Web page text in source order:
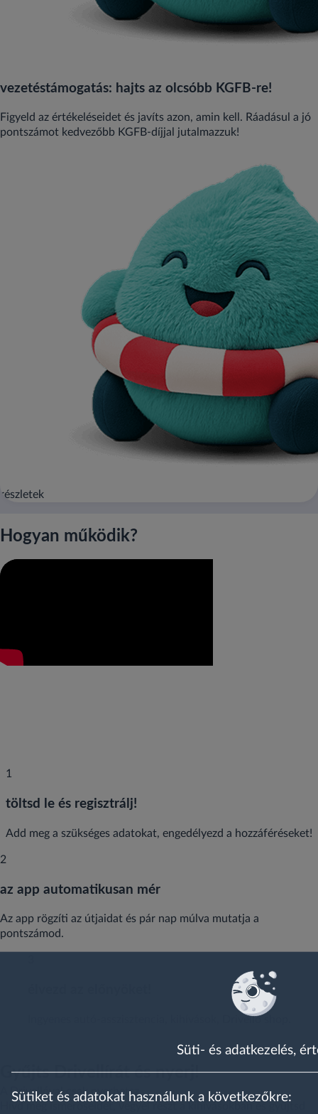
Süti- és adatkezelés,
Sütiket és adatokat használunk a következőkre:
vezetéstámogatás: hajts az olcsóbb KGFB‑re!
Figyeld az értékeléseidet és javíts azon, amin kell. Ráadásul a jó
pontszámot kedvezőbb KGFB‑díjjal jutalmazzuk!
részletek
Hogyan működik?
1
töltsd le és regisztrálj!
Add meg a szükséges adatokat, engedélyezd a hozzáféréseket!
2
az app automatikusan mér
Az app rögzíti az útjaidat és pár nap múlva mutatja a
pontszámod.
Ingyenes autó-asszisztencia, kihívások, Drivello shop.
Gyűjts Drivellírát és nyerj!
A Drivellóval csak nyerhetsz.